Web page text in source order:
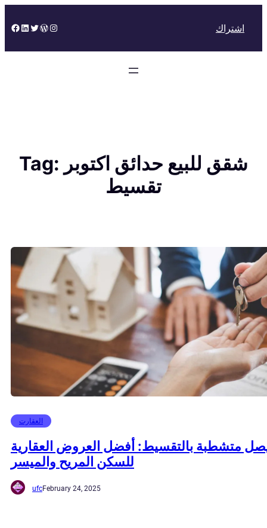
to
Facebook
LinkedIn
Twitter
WordPress
Instagram اشتراك
Tag: شقق للبيع حدائق اكتوبر
تقسيط
العقارت
متشطبة بالتقسيط: أفضل العروض العقارية
للسكن المريح والميسر
ufcFebruary 24, 2025